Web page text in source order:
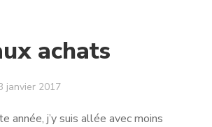
achats
janvier 2017
année, j’y suis allée avec moins